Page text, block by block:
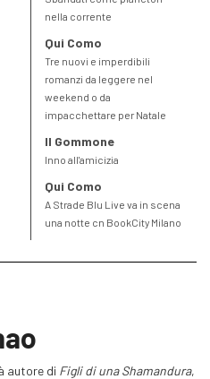
nella corrente
Qui Como
Tre nuovi e imperdibili
romanzi da leggere nel
weekend o da
impacchettare per Natale
Il Gommone
Inno all'amicizia
Qui Como
A Strade Blu Live va in scena
una notte cn BookCity Milano
autore di Figli di una Shamandura,